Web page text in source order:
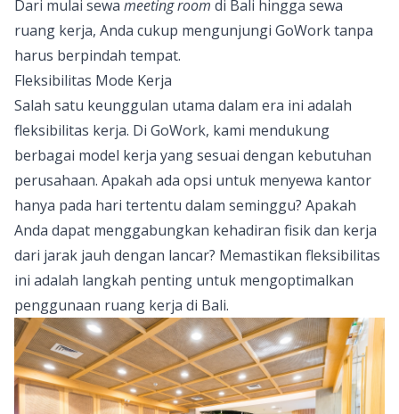
Dari mulai sewa meeting room di Bali hingga sewa
ruang kerja, Anda cukup mengunjungi GoWork tanpa
harus berpindah tempat.
Fleksibilitas Mode Kerja
Salah satu keunggulan utama dalam era ini adalah
fleksibilitas kerja. Di GoWork, kami mendukung
berbagai model kerja yang sesuai dengan kebutuhan
perusahaan. Apakah ada opsi untuk menyewa kantor
hanya pada hari tertentu dalam seminggu? Apakah
Anda dapat menggabungkan kehadiran fisik dan kerja
dari jarak jauh dengan lancar? Memastikan fleksibilitas
ini adalah langkah penting untuk mengoptimalkan
penggunaan ruang kerja di Bali.